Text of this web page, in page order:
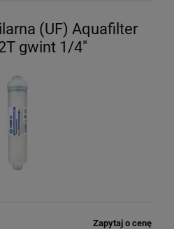
(UF) Aquafilter
gwint 1/4"
Zapytaj o cenę